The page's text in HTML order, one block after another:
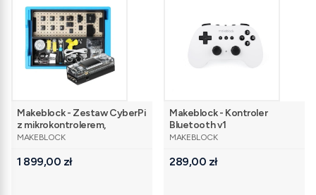
Makeblock - Zestaw CyberPi
z mikrokontrolerem,
czujnikami i akcesoriami
PRODUCENT
MAKEBLOCK
Cena
1 899,00 zł
Makeblock - Kontroler
Bluetooth v1
PRODUCENT
MAKEBLOCK
Cena
289,00 zł